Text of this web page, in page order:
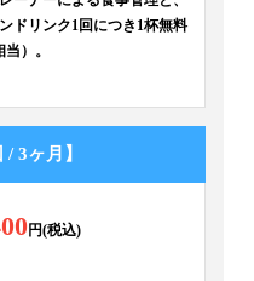
ドリンク1回につき1杯無料
当）。
3ヶ月】
円(税込)